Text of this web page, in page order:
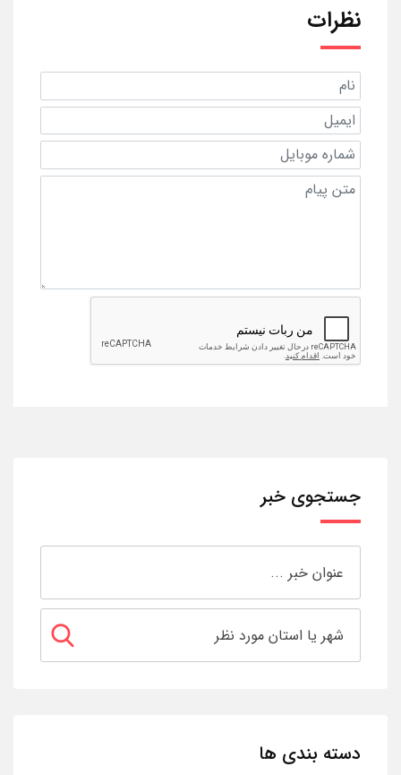
نظرات
جستجوی خبر
دسته بندی ها